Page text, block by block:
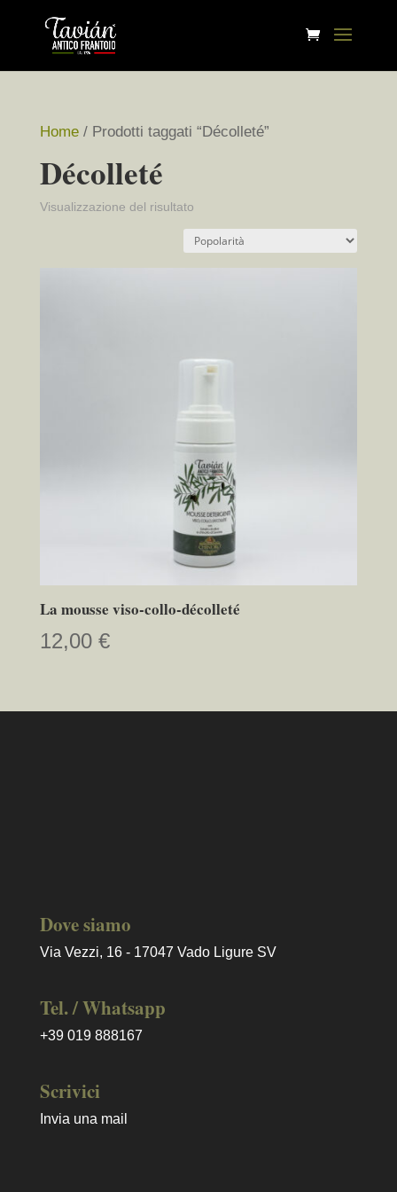
Home/ Prodotti taggati “Décolleté”
Décolleté
Visualizzazione del risultato
La mousse viso-collo-décolleté
12,00 €
Dove siamo
Via Vezzi, 16 - 17047 Vado Ligure SV
Tel. / Whatsapp
+39 019 888167
Scrivici
Invia una mail